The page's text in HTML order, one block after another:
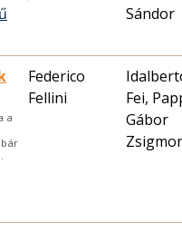
Sándor
a
Federico
Fellini
Fei,
Gábor